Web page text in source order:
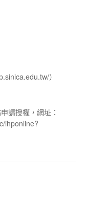
）
請授權，網址：
ihponline?